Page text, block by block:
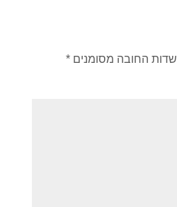
שדות החובה מסומנים *